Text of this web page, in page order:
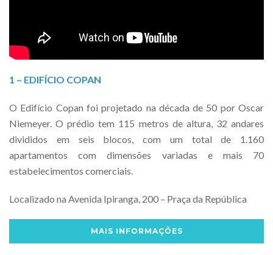
1 – EDIFÍCIO COPAN
O Edifício Copan foi projetado na década de 50 por Oscar
Niemeyer. O prédio tem 115 metros de altura, 32 andares
divididos em seis blocos, com um total de 1.160
apartamentos com dimensões variadas e mais 70
estabelecimentos comerciais.
Localizado na Avenida Ipiranga, 200 – Praça da República
MAIS INFORMAÇÕES